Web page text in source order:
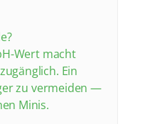
Wert macht
Ein
zu vermeiden —
Minis.